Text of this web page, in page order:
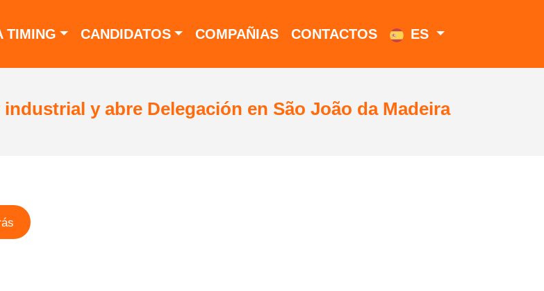
TIMING CANDIDATOS COMPAÑIAS CONTACTOS ES
y abre Delegación en São João da Madeira